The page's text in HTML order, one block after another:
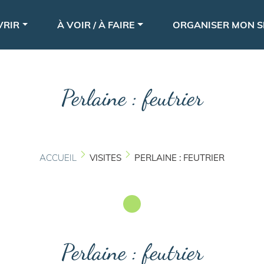
au
principal
À VOIR / À FAIRE ORGANISER MON
Perlaine : feutrier
ACCUEIL VISITES PERLAINE : FEUTRIER
Perlaine : feutrier